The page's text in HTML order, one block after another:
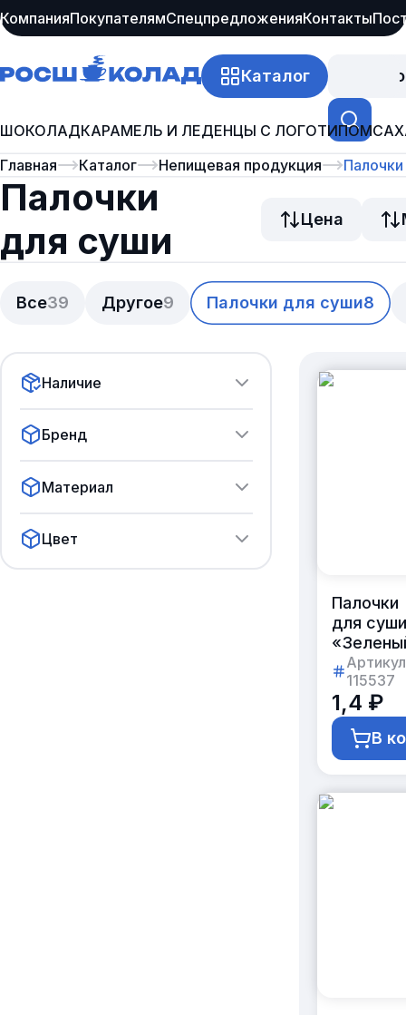
КомпанияПокупателямСпецпредложенияКонтакты
Каталог
ШОКОЛАДКАРАМЕЛЬ И ЛЕДЕНЦЫ С ЛОГОТИПОМ
Все39 Другое9 Палочки для суши8
Главная Каталог Непищевая продукция
Палочки
для суши
Цена
Наличие
Бренд
Материал
Цвет
Палочки
для суши
Дракон»
круглые
21 см
115537
1,4 ₽
В